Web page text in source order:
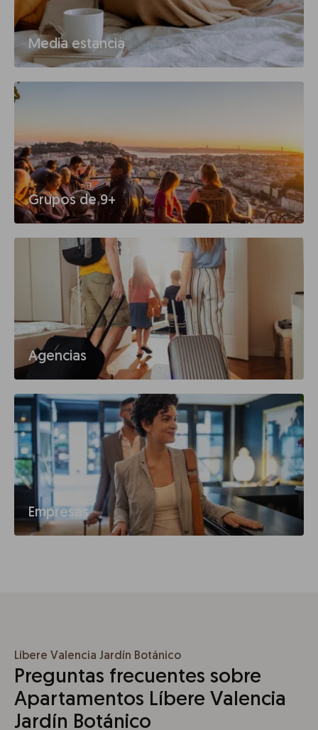
Media estancia
Grupos de 9+
Agencias
Empresas
Líbere Valencia Jardín Botánico
Preguntas frecuentes sobre
Apartamentos Líbere Valencia
Jardín Botánico